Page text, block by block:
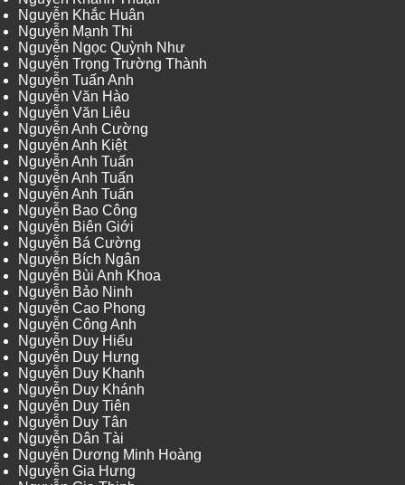
Nguyễn Khắc Huân
Nguyễn Mạnh Thi
Nguyễn Ngọc Quỳnh Như
Nguyễn Trọng Trường Thành
Nguyễn Tuấn Anh
Nguyễn Văn Hào
Nguyễn Văn Liêu
Nguyễn Anh Cường
Nguyễn Anh Kiệt
Nguyễn Anh Tuấn
Nguyễn Anh Tuấn
Nguyễn Anh Tuấn
Nguyễn Bao Công
Nguyễn Biên Giới
Nguyễn Bá Cường
Nguyễn Bích Ngân
Nguyễn Bùi Anh Khoa
Nguyễn Bảo Ninh
Nguyễn Cao Phong
Nguyễn Công Anh
Nguyễn Duy Hiếu
Nguyễn Duy Hưng
Nguyễn Duy Khanh
Nguyễn Duy Khánh
Nguyễn Duy Tiên
Nguyễn Duy Tân
Nguyễn Dân Tài
Nguyễn Dương Minh Hoàng
Nguyễn Gia Hưng